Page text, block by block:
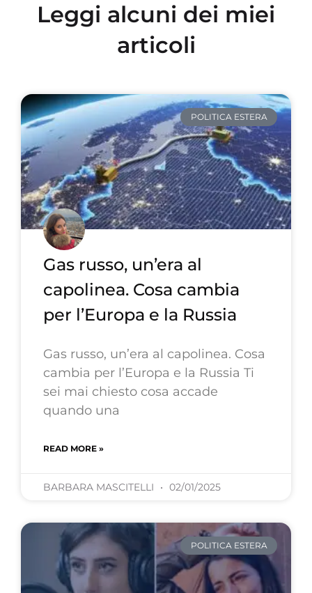
Leggi alcuni dei miei
articoli
POLITICA ESTERA
Gas russo, un’era al
capolinea. Cosa cambia
per l’Europa e la Russia
Gas russo, un’era al capolinea. Cosa
cambia per l’Europa e la Russia Ti
sei mai chiesto cosa accade
quando una
READ MORE »
BARBARA MASCITELLI 02/01/2025
POLITICA ESTERA